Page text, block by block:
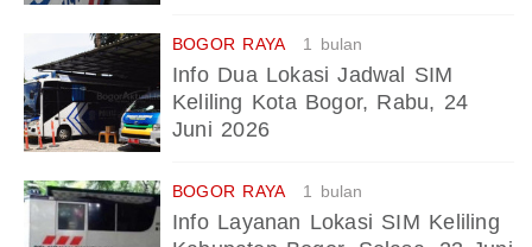
BOGOR RAYA 1 bulan
Info Dua Lokasi Jadwal SIM
Keliling Kota Bogor, Rabu, 24
Juni 2026
BOGOR RAYA 1 bulan
Info Layanan Lokasi SIM Keliling